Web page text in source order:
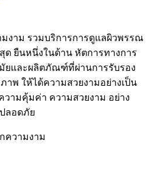
มงาม รวมบริการการดูแลผิวพรรณ
ยืนหนึ่งในด้าน หัตการทางการ
ยและผลิตภัณฑ์ที่ผ่านการรับรอง
าพ ให้ได้ความสวยงามอย่างเป็น
วามคุ้มค่า ความสวยงาม อย่าง
ปลอดภัย
ความงาม